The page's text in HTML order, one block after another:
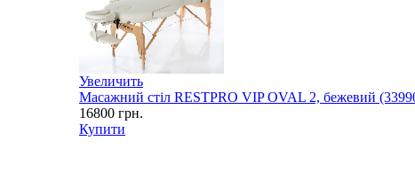
Увеличить
Масажний стіл RESTPRO VIP OVAL 2, бежевий
16800 грн.
Купити